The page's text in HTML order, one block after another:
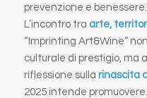
prevenzione e benessere.
L’incontro tra arte,
“Imprinting Art&Wine”
culturale di prestigio, ma
riflessione sulla rinascita
2025 intende promuovere.